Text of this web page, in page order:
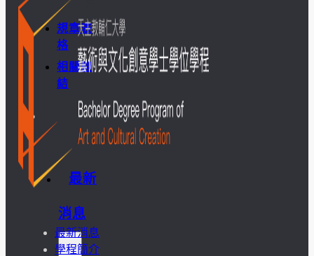
規章表
格
相關連
結
最新
消息
最新消息
學程簡介